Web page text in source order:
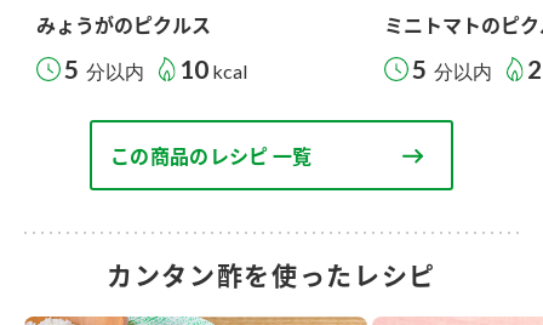
みょうがのピクルス
5 分以内 10 kcal
ミニトマトのピ
5 分以内
この商品のレシピ 一覧
カンタン酢を使ったレシピ